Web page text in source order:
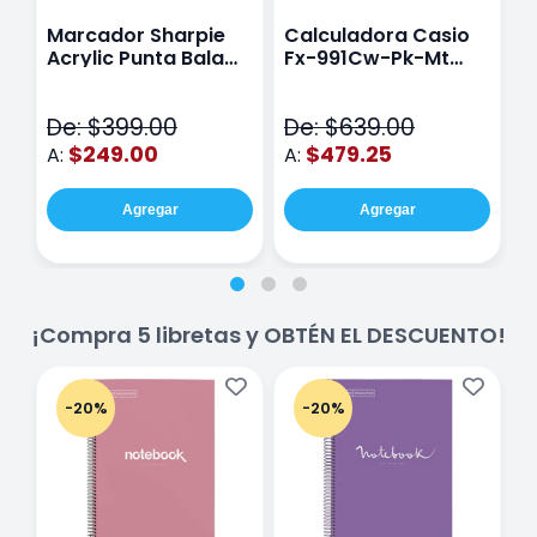
Marcador Sharpie
Acrylic Punta Bala
De: $399.00
A: $249.00
Agregar
Calculadora Casio
Fx-991Cw-Pk-Mt
De: $639.00
A: $479.25
Agregar
¡Compra 5 libretas y OBTÉN EL DESCUENTO!
-20% -20%